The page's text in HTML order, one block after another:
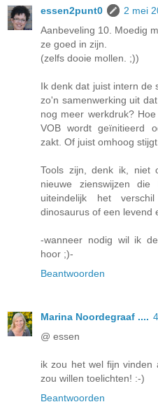
essen2punt0
2 mei
Aanbeveling 10. Moedig
ze goed in zijn.
(zelfs dooie mollen. ;))
Ik denk dat juist intern de
zo'n samenwerking uit
nog meer werkdruk?
VOB wordt geïnitieerd
zakt. Of juist omhoog
Tools zijn, denk ik, niet
nieuwe zienswijzen
uiteindelijk het
dinosaurus of een levend
-wanneer nodig wil ik
hoor ;)-
Beantwoorden
Marina Noordegraaf ....
@ essen
ik zou het wel fijn vinden
zou willen toelichten! :-)
Beantwoorden